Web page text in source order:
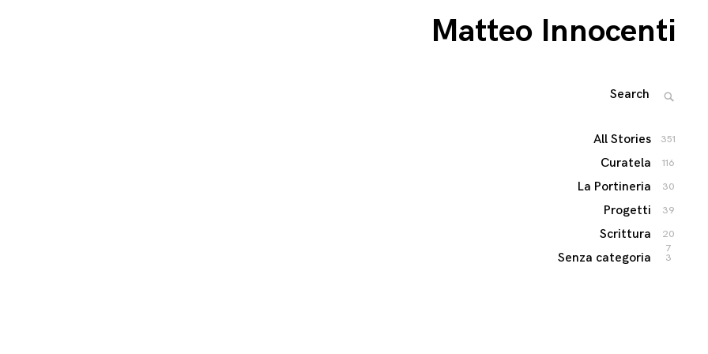
Matteo Innocenti
All Stories 351
Curatela 116
La Portineria 30
Progetti 39
Scrittura
20
7
Senza categoria 3